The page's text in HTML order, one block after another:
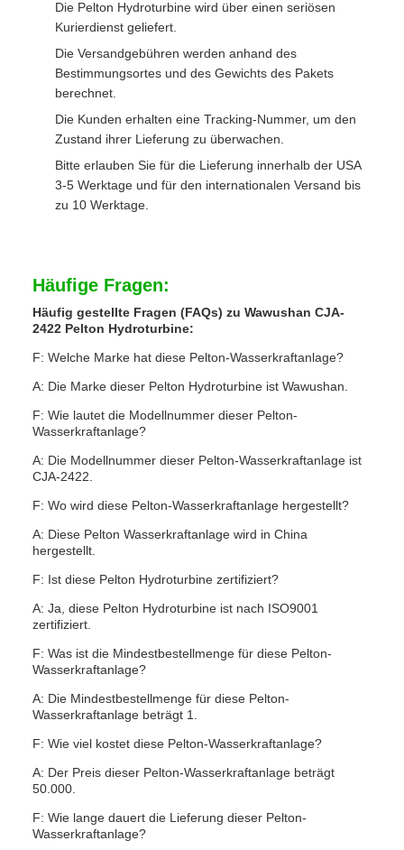
Die Pelton Hydroturbine wird über einen seriösen
Kurierdienst geliefert.
Die Versandgebühren werden anhand des
Bestimmungsortes und des Gewichts des Pakets
berechnet.
Die Kunden erhalten eine Tracking-Nummer, um den
Zustand ihrer Lieferung zu überwachen.
Bitte erlauben Sie für die Lieferung innerhalb der USA
3-5 Werktage und für den internationalen Versand bis
zu 10 Werktage.
Häufige Fragen:
Häufig gestellte Fragen (FAQs) zu Wawushan CJA-
2422 Pelton Hydroturbine:
F: Welche Marke hat diese Pelton-Wasserkraftanlage?
A: Die Marke dieser Pelton Hydroturbine ist Wawushan.
F: Wie lautet die Modellnummer dieser Pelton-
Wasserkraftanlage?
A: Die Modellnummer dieser Pelton-Wasserkraftanlage ist
CJA-2422.
F: Wo wird diese Pelton-Wasserkraftanlage hergestellt?
A: Diese Pelton Wasserkraftanlage wird in China
hergestellt.
F: Ist diese Pelton Hydroturbine zertifiziert?
A: Ja, diese Pelton Hydroturbine ist nach ISO9001
zertifiziert.
F: Was ist die Mindestbestellmenge für diese Pelton-
Wasserkraftanlage?
A: Die Mindestbestellmenge für diese Pelton-
Wasserkraftanlage beträgt 1.
F: Wie viel kostet diese Pelton-Wasserkraftanlage?
A: Der Preis dieser Pelton-Wasserkraftanlage beträgt
50.000.
F: Wie lange dauert die Lieferung dieser Pelton-
Wasserkraftanlage?